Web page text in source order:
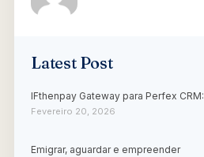
Latest Post
IFthenpay Gateway para Perfex CRM:
Fevereiro 20, 2026
Emigrar, aguardar e empreender